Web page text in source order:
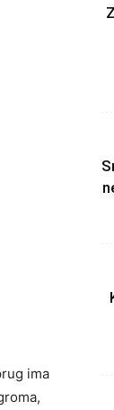
ima